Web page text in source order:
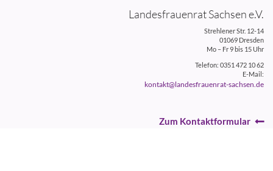
Landesfrauenrat Sachsen e.V.
Strehlener Str. 12-14
01069 Dresden
Mo – Fr 9 bis 15 Uhr
Telefon: 0351 472 10 62
E-Mail:
kontakt@landesfrauenrat-sachsen.de
Zum Kontaktformular